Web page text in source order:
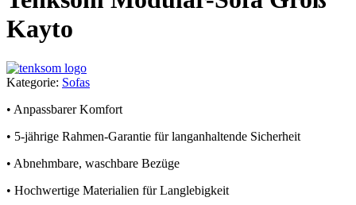
Kayto
Kategorie: Sofas
• Anpassbarer Komfort
• 5-jährige Rahmen-Garantie für langanhaltende Sicherheit
• Abnehmbare, waschbare Bezüge
• Hochwertige Materialien für Langlebigkeit